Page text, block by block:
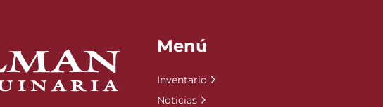
Menú
Inventario
Noticias